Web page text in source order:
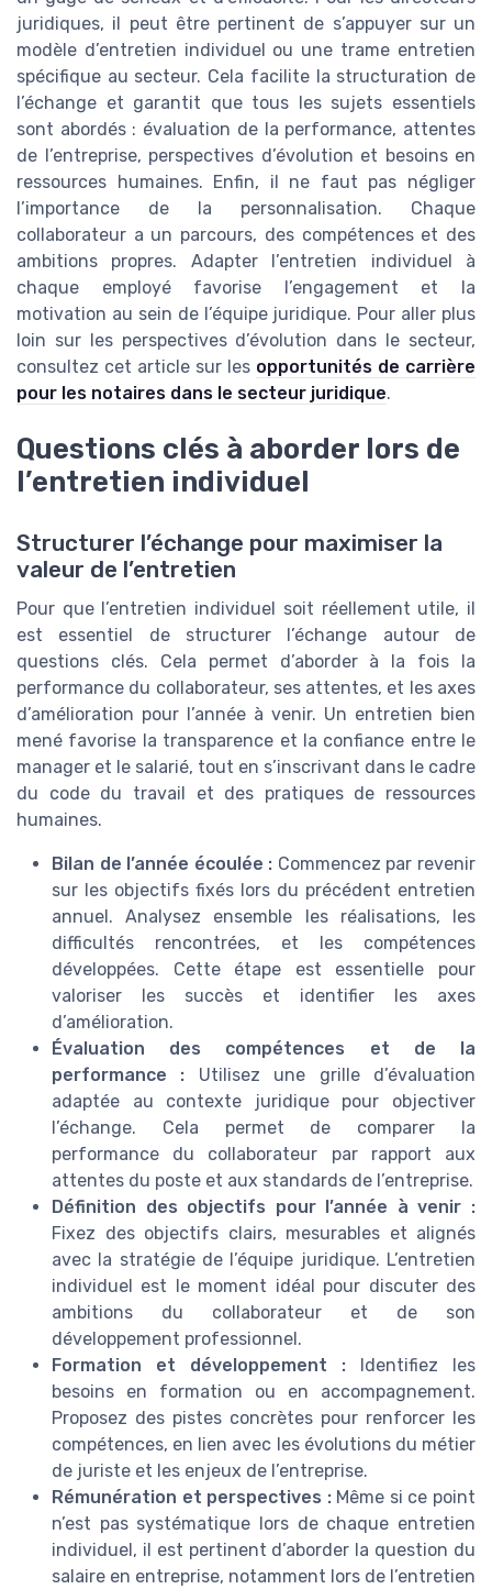
juridiques, il peut être pertinent de s’appuyer sur un
modèle d’entretien individuel ou une trame entretien
spécifique au secteur. Cela facilite la structuration de
l’échange et garantit que tous les sujets essentiels
sont abordés : évaluation de la performance, attentes
de l’entreprise, perspectives d’évolution et besoins en
ressources humaines. Enfin, il ne faut pas négliger
l’importance de la personnalisation. Chaque
collaborateur a un parcours, des compétences et des
ambitions propres. Adapter l’entretien individuel à
chaque employé favorise l’engagement et la
motivation au sein de l’équipe juridique. Pour aller plus
loin sur les perspectives d’évolution dans le secteur,
consultez cet article sur les opportunités de carrière
pour les notaires dans le secteur juridique.
Questions clés à aborder lors de
l’entretien individuel
Structurer l’échange pour maximiser la
valeur de l’entretien
Pour que l’entretien individuel soit réellement utile, il
est essentiel de structurer l’échange autour de
questions clés. Cela permet d’aborder à la fois la
performance du collaborateur, ses attentes, et les axes
d’amélioration pour l’année à venir. Un entretien bien
mené favorise la transparence et la confiance entre le
manager et le salarié, tout en s’inscrivant dans le cadre
du code du travail et des pratiques de ressources
humaines.
Bilan de l’année écoulée : Commencez par revenir
sur les objectifs fixés lors du précédent entretien
annuel. Analysez ensemble les réalisations, les
difficultés rencontrées, et les compétences
développées. Cette étape est essentielle pour
valoriser les succès et identifier les axes
d’amélioration.
Évaluation des compétences et de la
performance : Utilisez une grille d’évaluation
adaptée au contexte juridique pour objectiver
l’échange. Cela permet de comparer la
performance du collaborateur par rapport aux
attentes du poste et aux standards de l’entreprise.
Définition des objectifs pour l’année à venir :
Fixez des objectifs clairs, mesurables et alignés
avec la stratégie de l’équipe juridique. L’entretien
individuel est le moment idéal pour discuter des
ambitions du collaborateur et de son
développement professionnel.
Formation et développement : Identifiez les
besoins en formation ou en accompagnement.
Proposez des pistes concrètes pour renforcer les
compétences, en lien avec les évolutions du métier
de juriste et les enjeux de l’entreprise.
Rémunération et perspectives :Même si ce point
n’est pas systématique lors de chaque entretien
individuel, il est pertinent d’aborder la question du
salaire en entreprise, notamment lors de l’entretien